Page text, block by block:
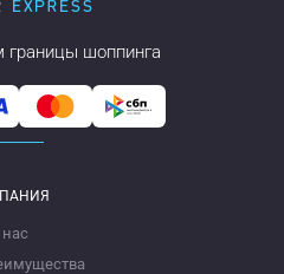
шоппинга